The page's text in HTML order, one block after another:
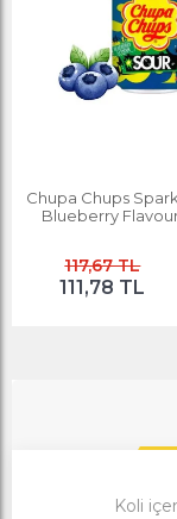
Chupa Chups
Blueberry
117,67 TL
111,78 TL
Koli